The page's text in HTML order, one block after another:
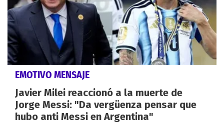
EMOTIVO MENSAJE
Javier Milei reaccionó a la muerte de
Jorge Messi: "Da vergüenza pensar que
hubo anti Messi en Argentina"